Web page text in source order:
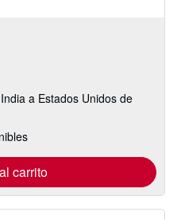
a Estados Unidos de
carrito